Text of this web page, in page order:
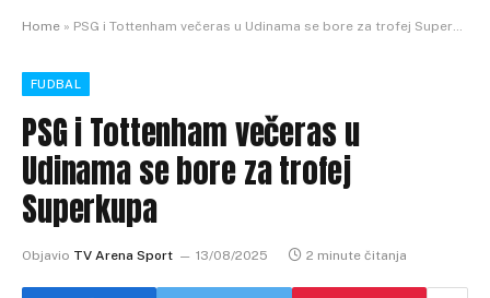
Home » PSG i Tottenham večeras u Udinama se bore za trofej Superkupa
FUDBAL
PSG i Tottenham večeras u
Udinama se bore za trofej
Superkupa
Objavio TV Arena Sport 13/08/2025 2 minute čitanja